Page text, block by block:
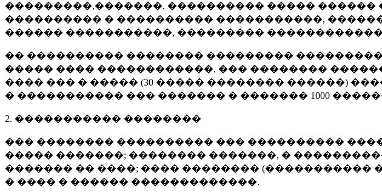
���������,�������, ���������� �����
���������� � ���������� �����������,
������ �����������, ���������
�� ���������� �������� ���������
����� ���� ������������, ��� ��������
���� ��� � ����� (30 ����� �������� ������)
� ����������� ��� ������� � ������� 1000
2. ����������� ��������
��� �������� ���������� ��� ����������
����� �������; �������� �������, �
������� �� ����; ���� �������� (�����������
� ���� � ������ �������������.